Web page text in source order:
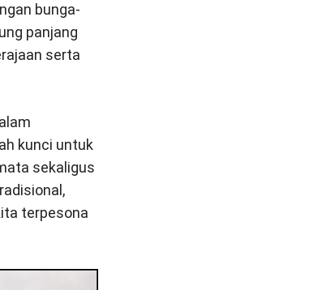
bunga-
panjang
serta
kunci untuk
sekaligus
terpesona